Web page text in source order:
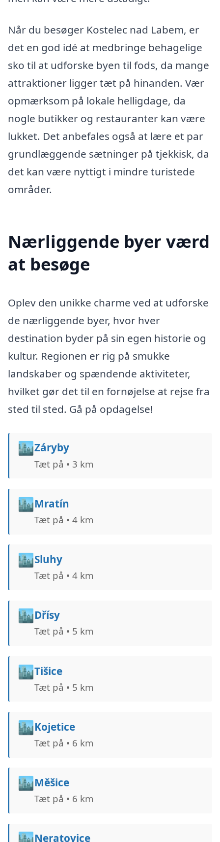
Når du besøger Kostelec nad Labem, er
det en god idé at medbringe behagelige
sko til at udforske byen til fods, da mange
attraktioner ligger tæt på hinanden. Vær
opmærksom på lokale helligdage, da
nogle butikker og restauranter kan være
lukket. Det anbefales også at lære et par
grundlæggende sætninger på tjekkisk, da
det kan være nyttigt i mindre turistede
områder.
Nærliggende byer værd
at besøge
Oplev den unikke charme ved at udforske
de nærliggende byer, hvor hver
destination byder på sin egen historie og
kultur. Regionen er rig på smukke
landskaber og spændende aktiviteter,
hvilket gør det til en fornøjelse at rejse fra
sted til sted. Gå på opdagelse!
🏙️Záryby
Tæt på • 3 km
🏙️Mratín
Tæt på • 4 km
🏙️Sluhy
Tæt på • 4 km
🏙️Dřísy
Tæt på • 5 km
🏙️Tišice
Tæt på • 5 km
🏙️Kojetice
Tæt på • 6 km
🏙️Měšice
Tæt på • 6 km
Neratovice